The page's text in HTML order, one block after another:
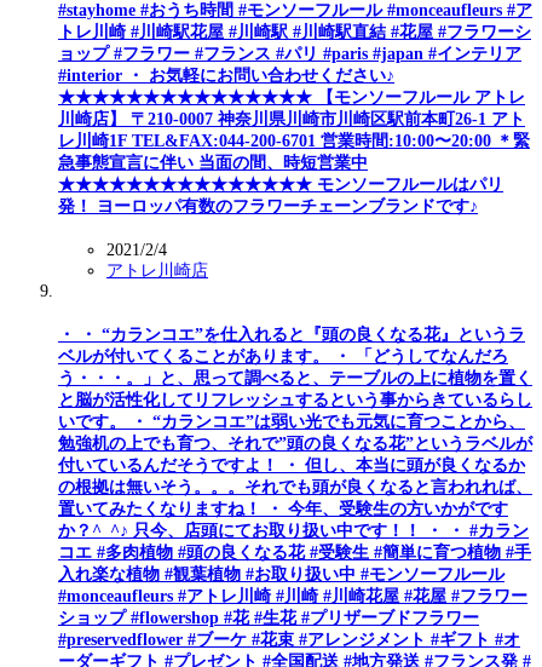
#stayhome #おうち時間 #モンソーフルール #monceaufleurs #ア
トレ川崎 #川崎駅花屋 #川崎駅 #川崎駅直結 #花屋 #フラワーシ
ョップ #フラワー #フランス #パリ #paris #japan #インテリア
#interior ・ お気軽にお問い合わせください♪
★★★★★★★★★★★★★★★ 【モンソーフルール アトレ
川崎店】 〒210-0007 神奈川県川崎市川崎区駅前本町26-1 アト
レ川崎1F TEL&FAX:044-200-6701 営業時間:10:00〜20:00 ＊緊
急事態宣言に伴い 当面の間、時短営業中
★★★★★★★★★★★★★★★ モンソーフルールはパリ
発！ ヨーロッパ有数のフラワーチェーンブランドです♪
2021/2/4
アトレ川崎店
・ ・ “カランコエ”を仕入れると『頭の良くなる花』というラ
ベルが付いてくることがあります。 ・ 「どうしてなんだろ
う・・・。」と、思って調べると、テーブルの上に植物を置く
と脳が活性化してリフレッシュするという事からきているらし
いです。 ・ “カランコエ”は弱い光でも元気に育つことから、
勉強机の上でも育つ、それで”頭の良くなる花”というラベルが
付いているんだそうですよ！ ・ 但し、本当に頭が良くなるか
の根拠は無いそう。。。それでも頭が良くなると言われれば、
置いてみたくなりますね！ ・ 今年、受験生の方いかがです
か？^_^♪ 只今、店頭にてお取り扱い中です！！ ・ ・ #カラン
コエ #多肉植物 #頭の良くなる花 #受験生 #簡単に育つ植物 #手
入れ楽な植物 #観葉植物 #お取り扱い中 #モンソーフルール
#monceaufleurs #アトレ川崎 #川崎 #川崎花屋 #花屋 #フラワー
ショップ #flowershop #花 #生花 #プリザーブドフラワー
#preservedflower #ブーケ #花束 #アレンジメント #ギフト #オ
ーダーギフト #プレゼント #全国配送 #地方発送 #フランス発 #